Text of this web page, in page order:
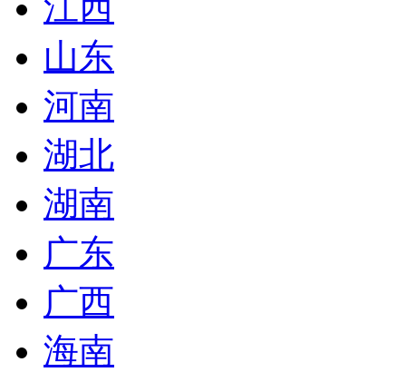
山东
河南
湖北
湖南
广东
广西
海南